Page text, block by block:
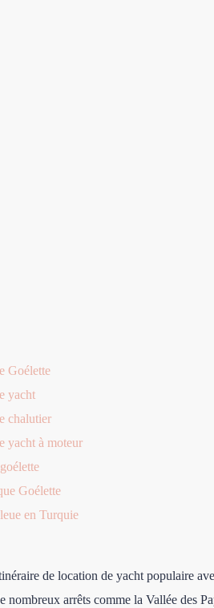
Goélette
yacht
chalutier
yacht à moteur
Goélette
en Turquie
de location de yacht populaire
nombreux arrêts comme la Vallée des